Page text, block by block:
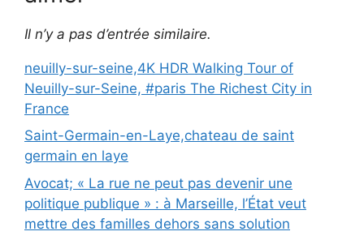
Il n’y a pas d’entrée similaire.
neuilly-sur-seine,4K HDR Walking Tour of
Neuilly-sur-Seine, #paris The Richest City in
France
Saint-Germain-en-Laye,chateau de saint
germain en laye
Avocat; « La rue ne peut pas devenir une
politique publique » : à Marseille, l’État veut
mettre des familles dehors sans solution